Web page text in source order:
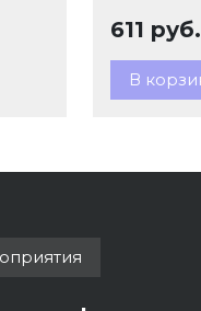
611 руб.
В